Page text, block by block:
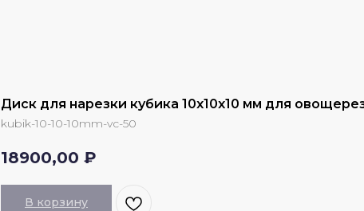
Диск для нарезки кубика 10х10х10 мм для
kubik-10-10-10mm-vc-50
18900,00 ₽
В корзину